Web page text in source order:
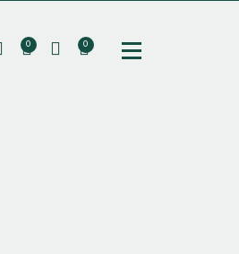
0 0